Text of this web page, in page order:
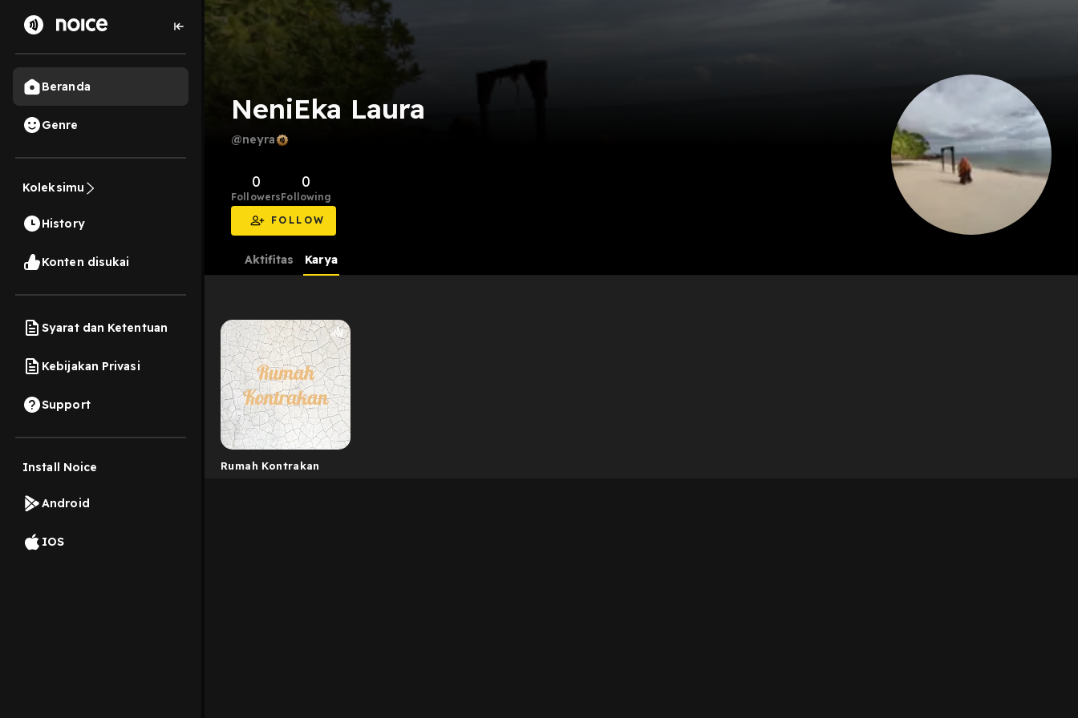
Beranda
Genre
Koleksimu
History
Konten disukai
Syarat dan Ketentuan
Kebijakan Privasi
Support
Install Noice
Android
IOS
NeniEka Laura
@neyra
0
Followers
0
Following
FOLLOW
Aktifitas Karya
Rumah Kontrakan